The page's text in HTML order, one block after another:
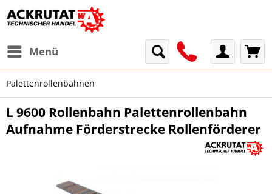
Menü
Palettenrollenbahnen
L 9600 Rollenbahn Palettenrollenbahn
Aufnahme Förderstrecke Rollenförderer